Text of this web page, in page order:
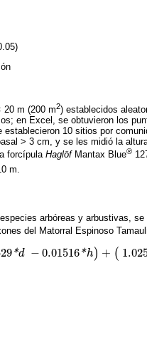
20 m (200 m2) establecidos
en Excel, se obtuvieron los
10 sitios por
> 3 cm, y se les midió la
forcípulaHaglöfMantax Blue®
m.
arbóreas y arbustivas,
del Matorral Espinoso
*d − 0.01516*h) + (
* h)+( 1.025041+ 0.023663*